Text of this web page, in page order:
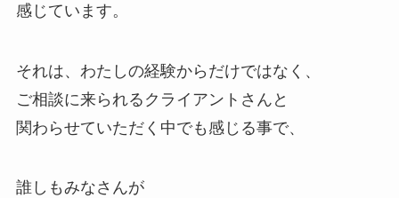
感じています。
それは、わたしの経験からだけではなく、
ご相談に来られるクライアントさんと
関わらせていただく中でも感じる事で、
誰しもみなさんが